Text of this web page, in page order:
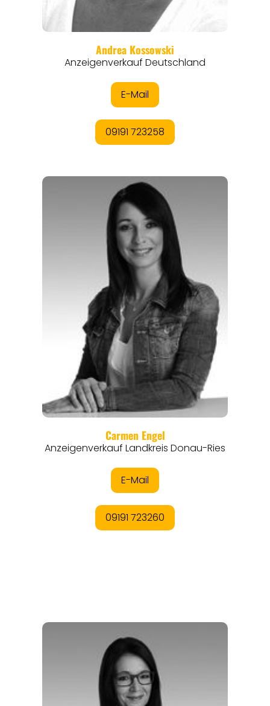
REISEMAGAZINE
THEMEN
ANGEBOTE